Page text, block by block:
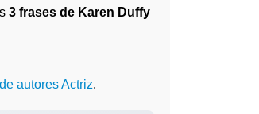
3 frases de Karen Duffy
autores Actriz.